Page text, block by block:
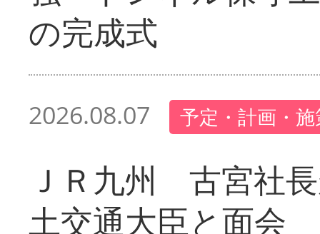
の完成式
2026.08.07 予定・計画・
ＪＲ九州 古宮社
土交通大臣と面会